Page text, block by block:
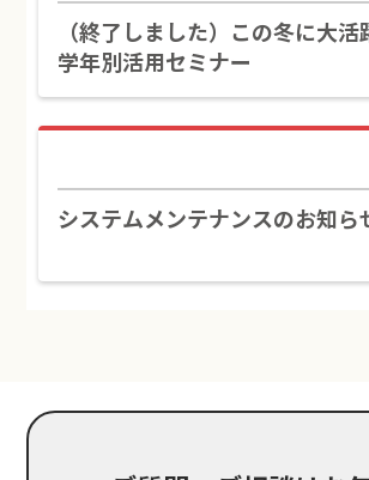
（終了しました）この冬に大
学年別活用セミナー
システムメンテナンスのお知ら